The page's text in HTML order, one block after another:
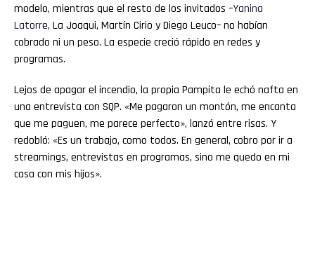
modelo, mientras que el resto de los invitados –Yanina
Latorre, La Joaqui, Martín Cirio y Diego Leuco– no habían
cobrado ni un peso. La especie creció rápido en redes y
programas.
Lejos de apagar el incendio, la propia Pampita le echó nafta en
una entrevista con SQP. «Me pagaron un montón, me encanta
que me paguen, me parece perfecto», lanzó entre risas. Y
redobló: «Es un trabajo, como todos. En general, cobro por ir a
streamings, entrevistas en programas, sino me quedo en mi
casa con mis hijos».